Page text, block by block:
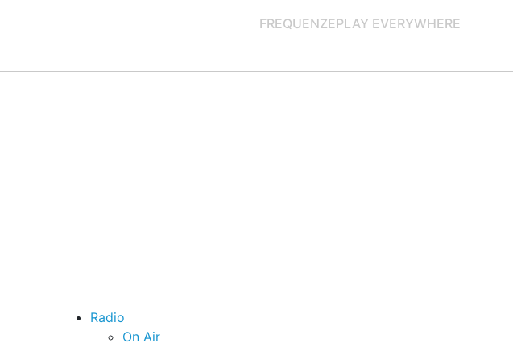
FREQUENZEPLAY EVERYWHERE
Radio
On Air